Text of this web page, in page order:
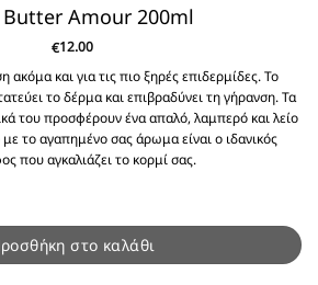
Butter Amour 200ml
€12.00
ακόμα και για τις πιο ξηρές επιδερμίδες. Το
το δέρμα και επιβραδύνει τη γήρανση. Τα
του προσφέρουν ένα απαλό, λαμπερό και λείο
το αγαπημένο σας άρωμα είναι ο ιδανικός
που αγκαλιάζει το κορμί σας.
ποσότητα
στο καλάθι